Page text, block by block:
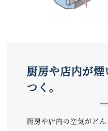
厨房や店内が
つく。
厨房や店内の空気がどん